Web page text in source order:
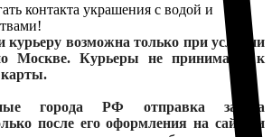
контакта украшения с водой и
возможна только при условии
Москве. Курьеры не принимают к
карты.
города РФ отправка заказа
после его оформления на сайте и